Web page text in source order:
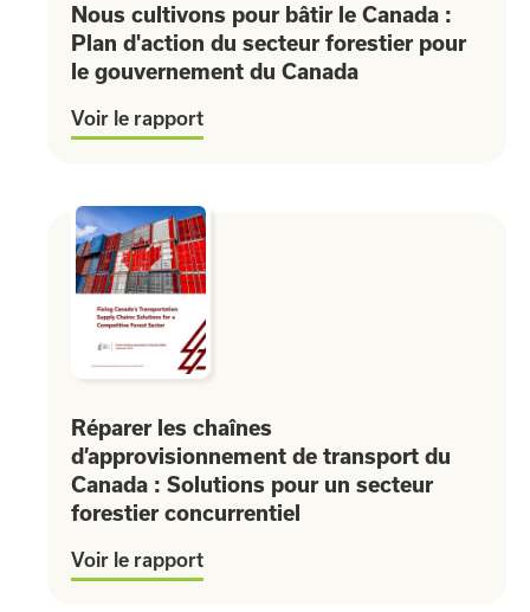
Nous cultivons pour bâtir le Canada :
Plan d'action du secteur forestier pour
le gouvernement du Canada
Voir le rapport
Réparer les chaînes
d’approvisionnement de transport du
Canada : Solutions pour un secteur
forestier concurrentiel
Voir le rapport